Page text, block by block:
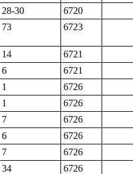
28-30
6720
73 6723
14
6721
6
6721
1
6726
1
6726
7
6726
6
6726
7
6726
34
6726